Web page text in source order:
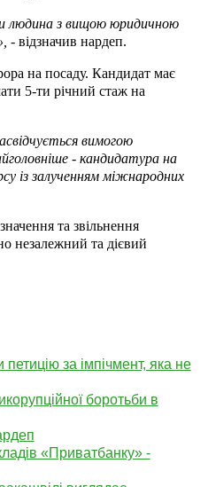
людина з вищою юридичною
- відзначив нардеп.
на посаду. Кандидат має
5-ти річний стаж на
вимогою
- кандидатура на
із залученням міжнародних
та звільнення
незалежний та дієвий
за імпічмент, яка не
боротьби в
«Приватбанку» -